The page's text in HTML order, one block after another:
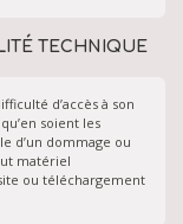
TECHNIQUE
d’accès à son
soient les
d’un dommage ou
matériel
ou téléchargement